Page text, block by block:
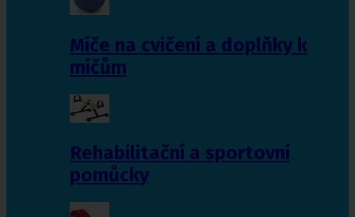
Míče na cvičení a doplňky k
míčům
Rehabilitační a sportovní
pomůcky